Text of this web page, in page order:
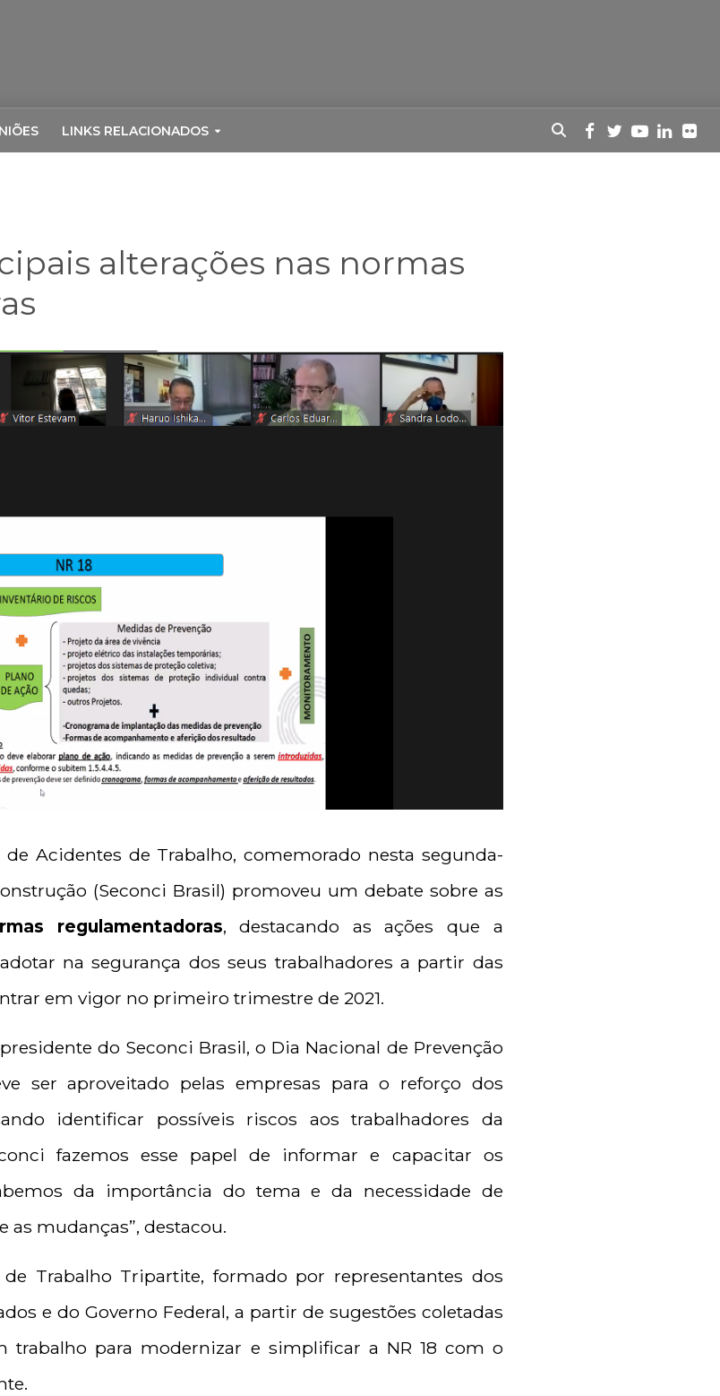
LINKS RELACIONADOS
alterações nas normas
Acidentes de Trabalho, comemorado nesta segunda-
(Seconci Brasil) promoveu um debate sobre as
regulamentadoras, destacando as ações que a
na segurança dos seus trabalhadores a partir das
em vigor no primeiro trimestre de 2021.
do Seconci Brasil, o Dia Nacional de Prevenção
ser aproveitado pelas empresas para o reforço dos
identificar possíveis riscos aos trabalhadores da
fazemos esse papel de informar e capacitar os
da importância do tema e da necessidade de
as mudanças”, destacou.
Trabalho Tripartite, formado por representantes dos
e do Governo Federal, a partir de sugestões coletadas
trabalho para modernizar e simplificar a NR 18 com o